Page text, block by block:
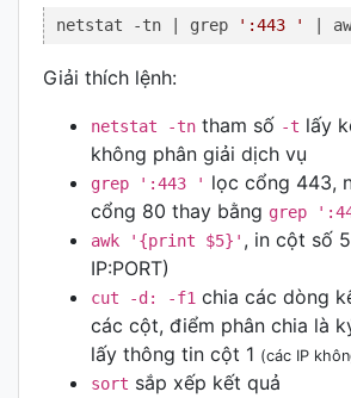
netstat -tn | grep ':443 ' |
Giải thích lệnh:
netstat -tn tham số -t lấy
không phân giải dịch vụ
grep ':443 ' lọc cổng 443,
cổng 80 thay bằng grep
awk '{print $5}' , in cột số
IP:PORT)
cut -d: -f1 chia các dòng
các cột, điểm phân chia là
lấy thông tin cột 1 (các IP
sort sắp xếp kết quả